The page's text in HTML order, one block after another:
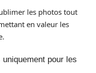
les photos tout
en valeur les
pour les